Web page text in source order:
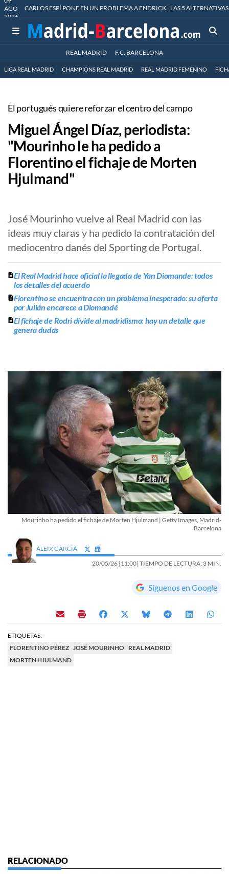
AGO
2026
CARLOS ESPÍ PONE EN UN PROBLEMA A ENDRICK LAS 5
REAL MADRID F.C. BARCELONA
LIGA REAL MADRID CHAMPIONS REAL MADRID REAL MADRID FEMENINO
El portugués quiere reforzar el centro del campo
Miguel Ángel Díaz, periodista:
"Mourinho le ha pedido a
Florentino el fichaje de Morten
Hjulmand"
José Mourinho vuelve al Real Madrid con las
ideas muy claras y ha pedido la contratación del
mediocentro danés del Sporting de Portugal.
El Real Madrid hace oficial la llegada de Yan Diomande: todos
los detalles del acuerdo
Florentino se encuentra con un problema inesperado: su oferta
por Julián encarece a Diomandé
El fichaje de Rodri divide al madridismo: hay un detalle que
genera dudas
Mourinho ha pedido el fichaje de Morten Hjulmand | Getty Images, Madrid-
Barcelona
ALEIX GARCÍA
20/05/26 |11:00| TIEMPO DE LECTURA: 3 MIN.
Síguenos en Google
ETIQUETAS:
FLORENTINO PÉREZ JOSÉ MOURINHO REAL MADRID
MORTEN HJULMAND